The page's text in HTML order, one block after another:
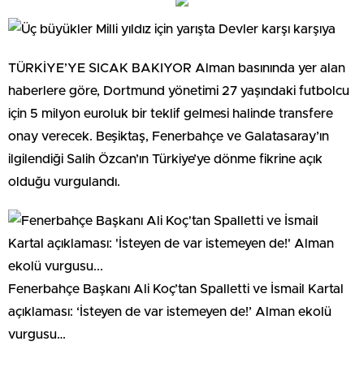
TÜRKİYE’YE SICAK BAKIYOR Alman basınında yer alan
haberlere göre, Dortmund yönetimi 27 yaşındaki futbolcu
için 5 milyon euroluk bir teklif gelmesi halinde transfere
onay verecek. Beşiktaş, Fenerbahçe ve Galatasaray’ın
ilgilendiği Salih Özcan’ın Türkiye’ye dönme fikrine açık
olduğu vurgulandı.
Fenerbahçe Başkanı Ali Koç’tan Spalletti ve İsmail Kartal
açıklaması: ‘İsteyen de var istemeyen de!’ Alman ekolü
vurgusu…